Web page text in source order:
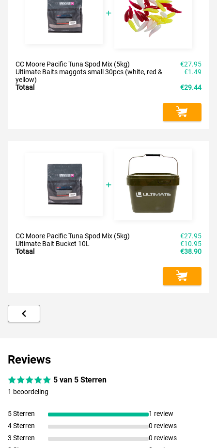
CC Moore Pacific Tuna Spod Mix (5kg)
€27.95
Ultimate Baits maggots small 30pcs (white, red &
yellow)
€1.49
Totaal
€29.44
CC Moore Pacific Tuna Spod Mix (5kg)
€27.95
Ultimate Bait Bucket 10L
€10.95
Totaal
€38.90
Reviews
5 van 5 Sterren
1 beoordeling
5 Sterren
1 review
4 Sterren
0 reviews
3 Sterren
0 reviews